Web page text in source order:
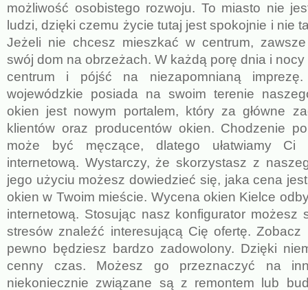
możliwość osobistego rozwoju. To miasto nie
ludzi, dzięki czemu życie tutaj jest spokojnie i nie
Jeżeli nie chcesz mieszkać w centrum,
swój dom na obrzeżach. W każdą porę dnia i
centrum i pójść na niezapomnianą
wojewódzkie posiada na swoim terenie
okien jest nowym portalem, który za główne
klientów oraz producentów okien. Chodzenie
może być męczące, dlatego ułatwiamy Ci
internetową. Wystarczy, że skorzystasz z
jego użyciu możesz dowiedzieć się, jaka cena
okien w Twoim mieście. Wycena okien Kielce
internetową. Stosując nasz konfigurator możesz
stresów znaleźć interesującą Cię ofertę. Zobacz
pewno będziesz bardzo zadowolony. Dzięki
cenny czas. Możesz go przeznaczyć na
niekoniecznie związane są z remontem lub